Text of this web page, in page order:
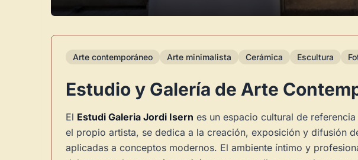
Arte contemporáneo Arte minimalista Cerámica Escultura
Estudio y Galería de Arte
El Estudi Galeria Jordi Isern es un espacio cultural de
el propio artista, se dedica a la creación, exposición y difusión
aplicadas a conceptos modernos. El ambiente íntimo y